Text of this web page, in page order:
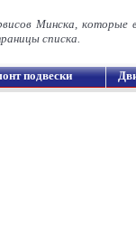
Минска,
списка.
подвески